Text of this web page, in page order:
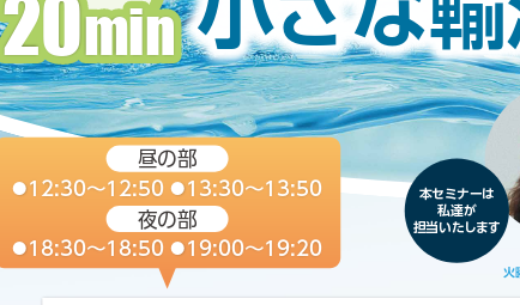
火
● 12:30～12:50 ● 13:30～13:50
● 18:30～18:50 ● 19:00～19:20
昼の部
夜の部
本セミナーは
私達が
担当いたします
min
min